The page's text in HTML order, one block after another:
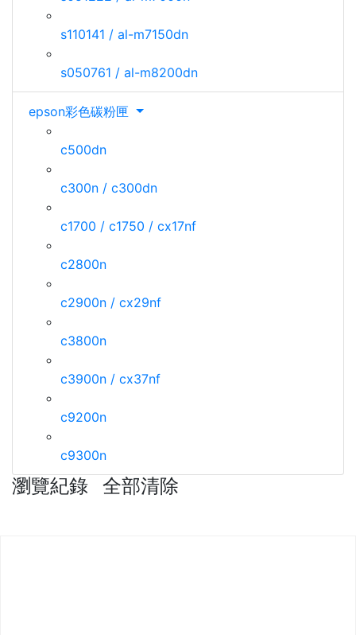
s110141 / al-m7150dn
s050761 / al-m8200dn
epson彩色碳粉匣
c500dn
c300n / c300dn
c1700 / c1750 / cx17nf
c2800n
c2900n / cx29nf
c3800n
c3900n / cx37nf
c9200n
c9300n
瀏覽紀錄 全部清除